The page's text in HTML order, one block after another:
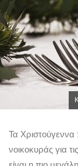
Τα Χριστούγεννα
νοικοκυράς για